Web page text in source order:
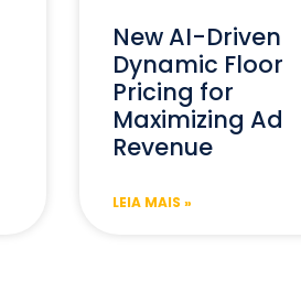
New AI-Driven
Dynamic Floor
Pricing for
Maximizing Ad
Revenue
LEIA MAIS »